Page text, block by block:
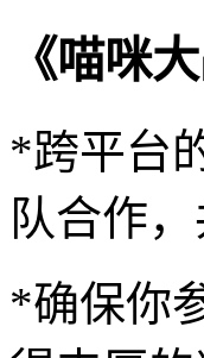
《喵咪
*跨平台
队合作
*确保你